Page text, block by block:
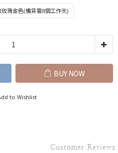
瑰金色(備貨需8個工作天)
BUY NOW
to Wishlist
Customer Reviews